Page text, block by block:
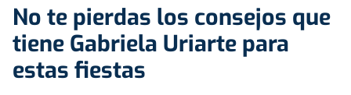
No te pierdas los consejos que
tiene Gabriela Uriarte para
estas fiestas